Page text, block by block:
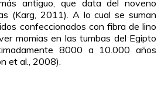
antiguo, que data del noveno
(Karg, 2011). A lo cual se suman
confeccionados con fibra de lino
momias en las tumbas del Egipto
8000 a 10.000 años
et al., 2008).